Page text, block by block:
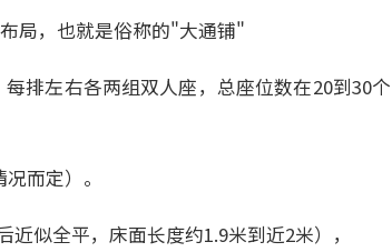
局，也就是俗称的"大通铺"
排左右各两组双人座，总座位数在20到30个
而定）。
似全平，床面长度约1.9米到近2米），